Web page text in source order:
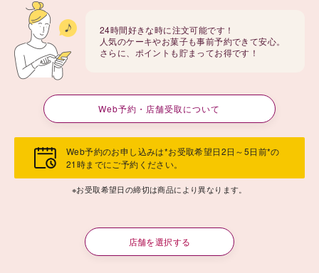
24時間好きな時に注文可能です！
人気のケーキやお菓子も事前予約できて安心。
さらに、ポイントも貯まってお得です！
Web予約・店舗受取について
Web予約のお申し込みは*お受取希望日2日～5日前*の
21時までにご予約ください。
※お受取希望日の締切は商品により異なります。
店舗を選択する